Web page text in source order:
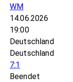
WM
14.06.2026
19:00
Deutschland
Deutschland
7:1
Beendet